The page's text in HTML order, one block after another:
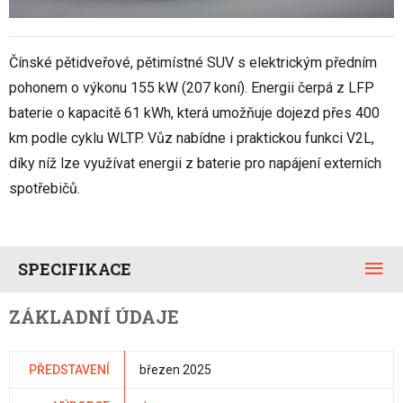
Čínské pětidveřové, pětimístné SUV s elektrickým předním
pohonem o výkonu 155 kW (207 koní). Energii čerpá z LFP
baterie o kapacitě 61 kWh, která umožňuje dojezd přes 400
km podle cyklu WLTP. Vůz nabídne i praktickou funkci V2L,
díky níž lze využívat energii z baterie pro napájení externích
spotřebičů.
SPECIFIKACE
ZÁKLADNÍ ÚDAJE
PŘEDSTAVENÍ březen 2025